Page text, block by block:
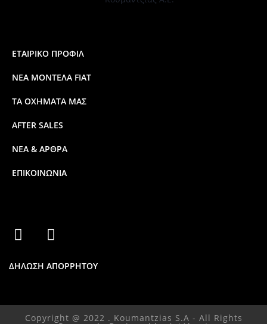
ΕΤΑΙΡΙΚΟ ΠΡΟΦΙΛ
ΝΕΑ ΜΟΝΤΕΛΑ FIAT
ΤΑ ΟΧΗΜΑΤΑ ΜΑΣ
AFTER SALES
ΝΕΑ & ΑΡΘΡΑ
ΕΠΙΚΟΙΝΩΝΙΑ
ΔΗΛΩΣΗ ΑΠΟΡΡΗΤΟΥ
Copyright @ 2022 . Koumantzias S.A - All Rights